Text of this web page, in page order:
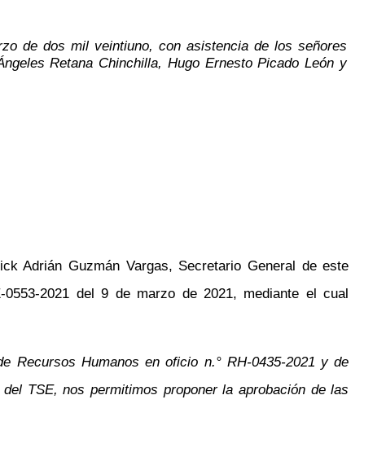
de dos mil veintiuno, con asistencia de los señores
Retana Chinchilla, Hugo Ernesto Picado León y
Adrián Guzmán Vargas, Secretario General de este
2021 del 9 de marzo de 2021, mediante el cual
Recursos Humanos en oficio n.° RH-0435-2021 y de
TSE, nos permitimos proponer la aprobación de las